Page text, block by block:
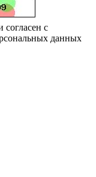
согласен с
данных